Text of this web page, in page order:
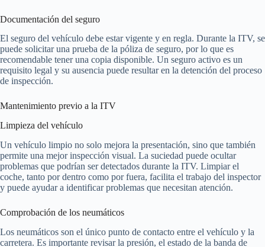
Documentación del seguro
El seguro del vehículo debe estar vigente y en regla. Durante la ITV, se
puede solicitar una prueba de la póliza de seguro, por lo que es
recomendable tener una copia disponible. Un seguro activo es un
requisito legal y su ausencia puede resultar en la detención del proceso
de inspección.
Mantenimiento previo a la ITV
Limpieza del vehículo
Un vehículo limpio no solo mejora la presentación, sino que también
permite una mejor inspección visual. La suciedad puede ocultar
problemas que podrían ser detectados durante la ITV. Limpiar el
coche, tanto por dentro como por fuera, facilita el trabajo del inspector
y puede ayudar a identificar problemas que necesitan atención.
Comprobación de los neumáticos
Los neumáticos son el único punto de contacto entre el vehículo y la
carretera. Es importante revisar la presión, el estado de la banda de